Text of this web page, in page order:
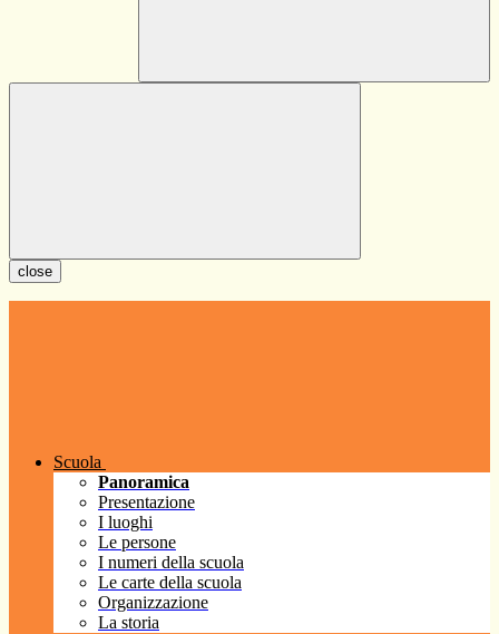
close
Scuola
Panoramica
Presentazione
I luoghi
Le persone
I numeri della scuola
Le carte della scuola
Organizzazione
La storia